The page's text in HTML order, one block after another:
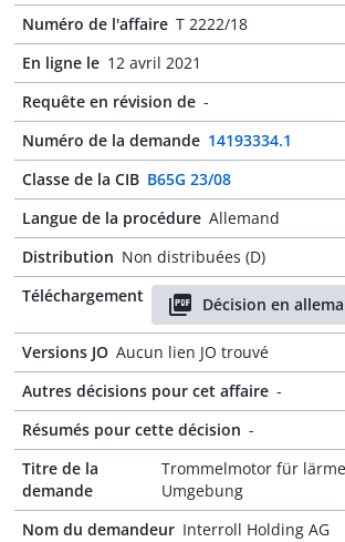
Numéro de l'affaire T 2222/18
En ligne le 12 avril 2021
Requête en révision de -
Numéro de la demande 14193334.1
Classe de la CIB B65G 23/08
Langue de la procédure Allemand
Distribution Non distribuées (D)
Téléchargement
Décision en
Versions JO Aucun lien JO trouvé
Autres décisions pour cet affaire -
Résumés pour cette décision -
Titre de la
demande
Trommelmotor für
Umgebung
Nom du demandeur Interroll Holding AG